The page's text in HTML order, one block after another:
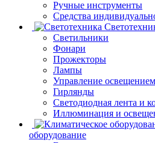
Ручные инструменты
Средства
Светильники
Фонари
Прожекторы
Лампы
Управление освещением
Гирлянды
Светодиодная лента и
Иллюминация и
оборудование